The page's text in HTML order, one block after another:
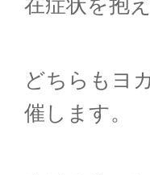
在症状を抱
どちらもヨ
催します。